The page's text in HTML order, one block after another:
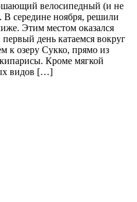
велосипедный (и не
В середине ноября, решили
Этим местом оказался
день катаемся вокруг
к озеру Сукко, прямо из
Кроме мягкой
видов […]